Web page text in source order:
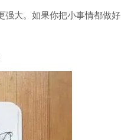
强大。如果你把小事情都做好